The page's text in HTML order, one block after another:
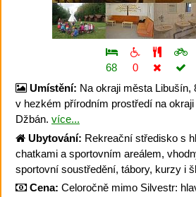
68
0
Umístění: Na okraji města Libušín,
v hezkém přírodním prostředí na
Džbán. více...
Ubytování: Rekreační středisko s
chatkami a sportovním areálem,
sportovní soustředění, tábory, kurzy i
Cena: Celoročně mimo Silvestr: